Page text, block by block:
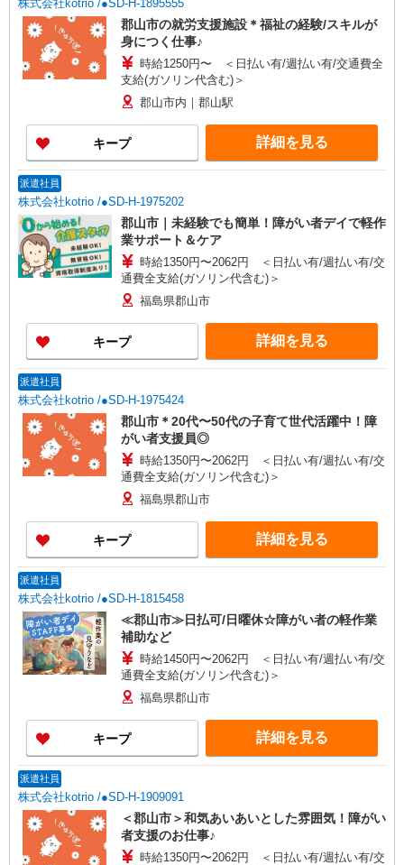
株式会社kotrio /●SD-H-1895555
郡山市の就労支援施設＊福祉の経験/スキルが
身につく仕事♪
時給1250円〜 ＜日払い有/週払い有/交通費全
支給(ガソリン代含む)＞
郡山市内｜郡山駅
キープ 詳細を見る
派遣社員
株式会社kotrio /●SD-H-1975202
郡山市｜未経験でも簡単！障がい者デイで軽作
業サポート＆ケア
時給1350円〜2062円 ＜日払い有/週払い有/交
通費全支給(ガソリン代含む)＞
福島県郡山市
キープ 詳細を見る
派遣社員
株式会社kotrio /●SD-H-1975424
郡山市＊20代〜50代の子育て世代活躍中！障
がい者支援員◎
時給1350円〜2062円 ＜日払い有/週払い有/交
通費全支給(ガソリン代含む)＞
福島県郡山市
キープ 詳細を見る
派遣社員
株式会社kotrio /●SD-H-1815458
≪郡山市≫日払可/日曜休☆障がい者の軽作業
補助など
時給1450円〜2062円 ＜日払い有/週払い有/交
通費全支給(ガソリン代含む)＞
福島県郡山市
キープ 詳細を見る
派遣社員
株式会社kotrio /●SD-H-1909091
＜郡山市＞和気あいあいとした雰囲気！障がい
者支援のお仕事♪
時給1350円〜2062円 ＜日払い有/週払い有/交